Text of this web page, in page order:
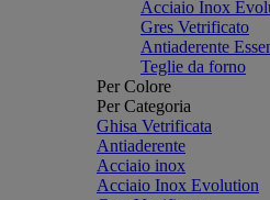
Acciaio Inox
Gres Vetrificato
Antiaderente
Teglie da forno
Per Colore
Per Categoria
Ghisa Vetrificata
Antiaderente
Acciaio inox
Acciaio Inox Evolution